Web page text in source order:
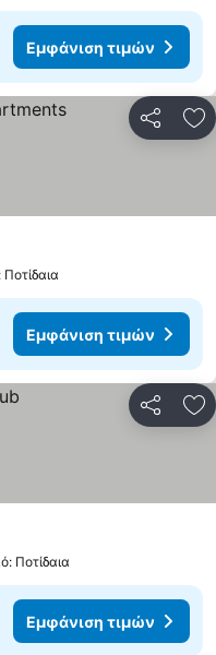
Εμφάνιση τιμών
Εμφάνιση τιμών
Ποτίδαια
Εμφάνιση τιμών